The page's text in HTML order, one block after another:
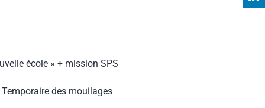
école » + mission SPS
des mouilages